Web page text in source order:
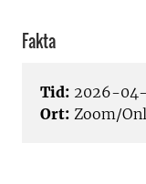
Fakta
Tid: 2026-
Ort: Zoom/